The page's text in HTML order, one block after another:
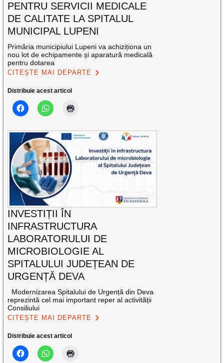
PENTRU SERVICII MEDICALE
DE CALITATE LA SPITALUL
MUNICIPAL LUPENI
Primăria municipiului Lupeni va achiziționa un
nou lot de echipamente și aparatură medicală
pentru dotarea
CITEȘTE MAI DEPARTE
Distribuie acest articol
INVESTIȚII ÎN
INFRASTRUCTURA
LABORATORULUI DE
MICROBIOLOGIE AL
SPITALULUI JUDEȚEAN DE
URGENȚĂ DEVA
Modernizarea Spitalului de Urgență din Deva
reprezintă cel mai important reper al activității
Consiliului
CITEȘTE MAI DEPARTE
Distribuie acest articol